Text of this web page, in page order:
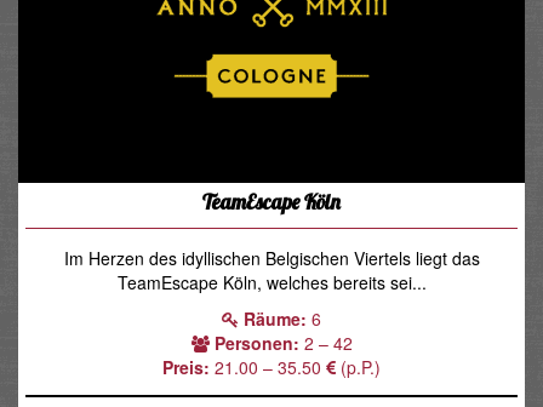
TeamEscape Köln
Im Herzen des idyllischen Belgischen Viertels liegt das
TeamEscape Köln, welches bereits sei...
Räume: 6
Personen: 2 – 42
Preis: 21.00 – 35.50 (p.P.)